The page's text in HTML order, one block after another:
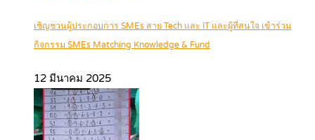
เชิญชวนผู้ประกอบการ SMEs สาย Tech และ IT และผู้ที่สนใจ เข้าร่วม
กิจกรรม SMEs Matching Knowledge & Fund
12 มีนาคม 2025